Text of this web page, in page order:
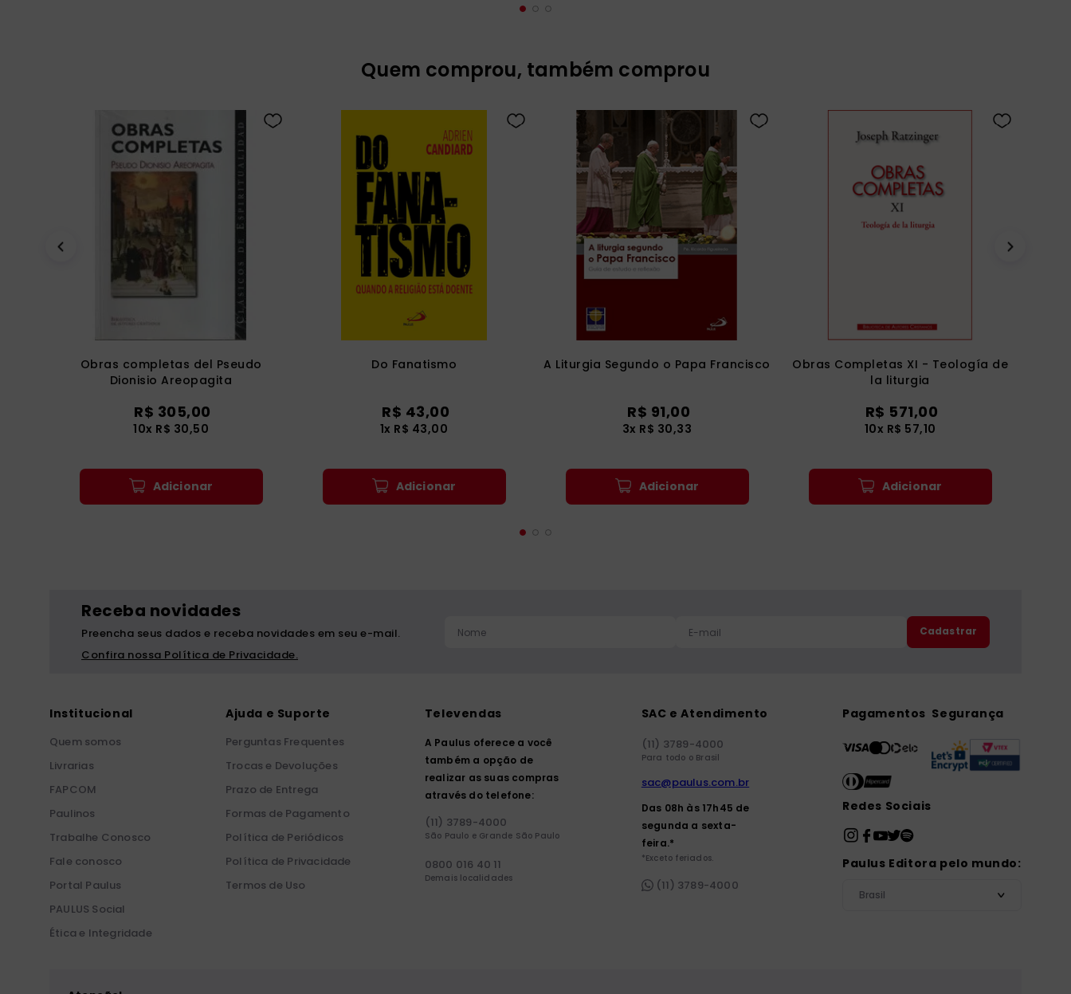
Quem comprou, também comprou
Obras completas del Pseudo
Dionisio Areopagita
R$ 305,00
10x R$ 30,50
Adicionar
Do Fanatismo
R$ 43,00
1x R$ 43,00
Adicionar
A Liturgia Segundo o Papa Francisco
R$ 91,00
3x R$ 30,33
Adicionar
Obras Completas XI - Teología de
la liturgia
R$ 571,00
10x R$ 57,10
Adicionar
Receba novidades
Preencha seus dados e receba novidades em seu e-mail.
Confira nossa Política de Privacidade.
Cadastrar
Institucional
Quem somos
Livrarias
FAPCOM
Paulinos
Trabalhe Conosco
Fale conosco
Portal Paulus
PAULUS Social
Ética e Integridade
Ajuda e Suporte
Perguntas Frequentes
Trocas e Devoluções
Prazo de Entrega
Formas de Pagamento
Política de Periódicos
Política de Privacidade
Termos de Uso
Televendas
A Paulus oferece a você
também a opção de
realizar as suas compras
através do telefone:
(11) 3789-4000
São Paulo e Grande São Paulo
0800 016 40 11
Demais localidades
SAC e Atendimento
(11) 3789-4000
Para todo o Brasil
sac@paulus.com.br
Das 08h às 17h45 de
segunda a sexta-
feira.*
*Exceto feriados.
(11) 3789-4000
Pagamentos Segurança
Redes Sociais
Paulus Editora pelo mundo:
Brasil